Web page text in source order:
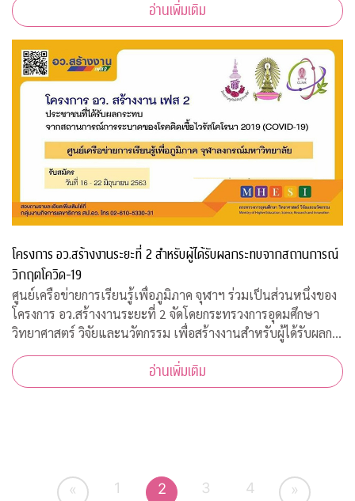
ทบจากการแพร่ระบาดของเชื้อไอ่านเพิ่มเติม
โครงการ อว.สร้างงานระยะที่ 2 สำหรับผู้ได้รับผลกระทบจากสถานการณ์
วิกฤตโควิด-19
ศูนย์เครือข่ายการเรียนรู้เพื่อภูมิภาค จุฬาฯ ร่วมเป็นส่วนหนึ่งของ
โครงการ อว.สร้างงานระยะที่ 2 จัดโดยกระทรวงการอุดมศึกษา
วิทยาศาสตร์ วิจัยและนวัตกรรม เพื่อสร้างงานสำหรับผู้ได้รับผลก
ระทบจากสถานการณ์วิกฤตโควิด-19 เปิดรับสมัครประชาชนทั่วไป
จำนวน 200 อัตรา
อ่านเพิ่มเติม
« 1 2 3 4 »